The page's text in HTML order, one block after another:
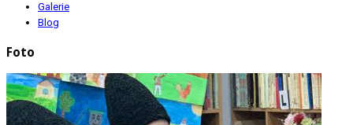
Galerie
Blog
Foto